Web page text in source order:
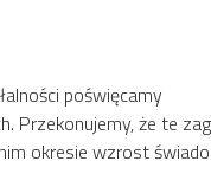
poświęcamy
Przekonujemy, że te
okresie wzrost